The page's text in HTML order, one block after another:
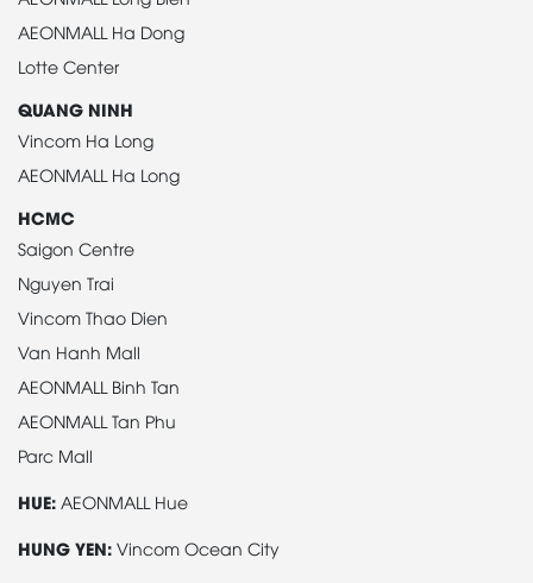
AEONMALL Ha Dong
Lotte Center
QUANG NINH
Vincom Ha Long
AEONMALL Ha Long
HCMC
Saigon Centre
Nguyen Trai
Vincom Thao Dien
Van Hanh Mall
AEONMALL Binh Tan
AEONMALL Tan Phu
Parc Mall
HUE: AEONMALL Hue
HUNG YEN: Vincom Ocean City